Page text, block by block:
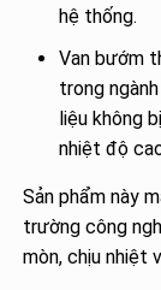
hệ thống.
Van bướm
trong
liệu không
nhiệt độ
Sản phẩm này
trường công
mòn, chịu nhiệt